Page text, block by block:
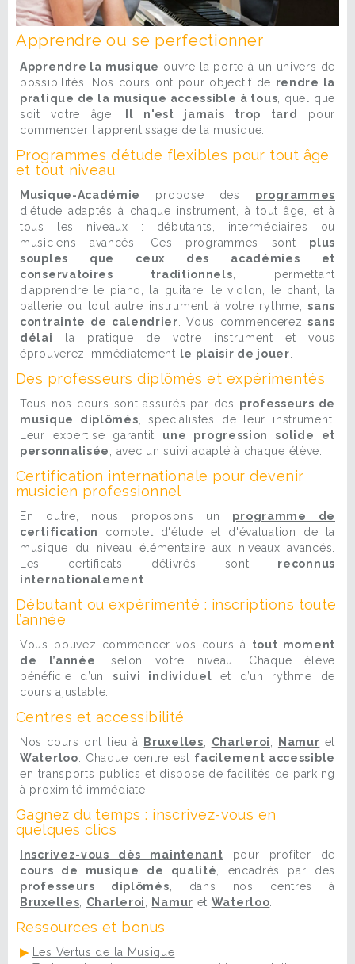
Apprendre ou se perfectionner
Apprendre la musique ouvre la porte à un univers de
possibilités. Nos cours ont pour objectif de rendre la
pratique de la musique accessible à tous, quel que
soit votre âge.
Il n'est jamais trop tard
pour
commencer l'apprentissage de la musique.
Programmes d’étude flexibles pour tout âge
et tout niveau
Musique-Académie propose des programmes
d'étude adaptés à chaque instrument, à tout âge, et à
tous les niveaux : débutants, intermédiaires ou
musiciens avancés. Ces programmes sont plus
souples que ceux des académies et
conservatoires traditionnels, permettant
d’apprendre le piano, la guitare, le violon, le chant, la
batterie ou tout autre instrument à votre rythme,sans
contrainte de calendrier. Vous commencerezsans
délai la pratique de votre instrument et vous
éprouverez immédiatement le plaisir de jouer.
Des professeurs diplômés et expérimentés
Tous nos cours sont assurés par des professeurs de
musique diplômés, spécialistes de leur instrument.
Leur expertise garantit une progression solide et
personnalisée, avec un suivi adapté à chaque élève.
Certification internationale pour devenir
musicien professionnel
En outre, nous proposons un programme de
certification
complet d'étude et d'évaluation de la
musique du niveau élémentaire aux niveaux avancés.
Les certificats délivrés sont reconnus
internationalement.
Débutant ou expérimenté : inscriptions toute
l’année
Vous pouvez commencer vos cours à tout moment
de l’année, selon votre niveau. Chaque élève
bénéficie d’un suivi individuel et d’un rythme de
cours ajustable.
Centres et accessibilité
Nos cours ont lieu à Bruxelles, Charleroi, Namur et
Waterloo. Chaque centre est facilement accessible
en transports publics et dispose de facilités de parking
à proximité immédiate.
Gagnez du temps : inscrivez-vous en
quelques clics
Inscrivez-vous dès maintenant pour profiter de
cours de musique de qualité, encadrés par des
professeurs diplômés, dans nos centres à
Bruxelles, Charleroi, Namur et Waterloo.
Ressources et bonus
▶ Les Vertus de la Musique